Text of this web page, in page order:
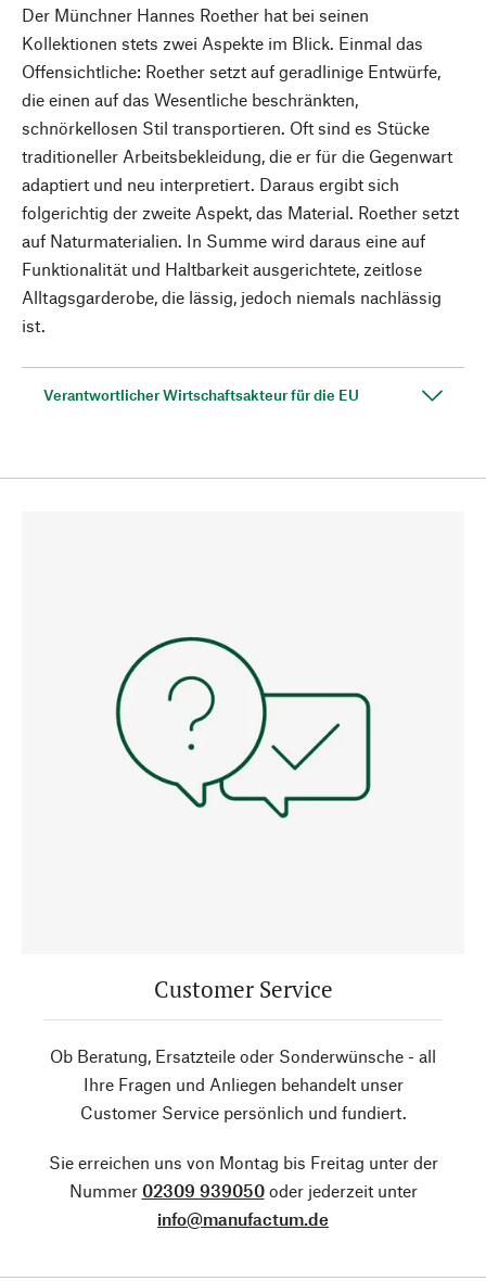
Der Münchner Hannes Roether hat bei seinen
Kollektionen stets zwei Aspekte im Blick. Einmal das
Offensichtliche: Roether setzt auf geradlinige Entwürfe,
die einen auf das Wesentliche beschränkten,
schnörkellosen Stil transportieren. Oft sind es Stücke
traditioneller Arbeitsbekleidung, die er für die Gegenwart
adaptiert und neu interpretiert. Daraus ergibt sich
folgerichtig der zweite Aspekt, das Material. Roether setzt
auf Naturmaterialien. In Summe wird daraus eine auf
Funktionalität und Haltbarkeit ausgerichtete, zeitlose
Alltagsgarderobe, die lässig, jedoch niemals nachlässig
ist.
Verantwortlicher Wirtschaftsakteur für die EU
Customer Service
Ob Beratung, Ersatzteile oder Sonderwünsche - all
Ihre Fragen und Anliegen behandelt unser
Customer Service persönlich und fundiert.
Sie erreichen uns von Montag bis Freitag unter der
Nummer 02309 939050oder jederzeit unter
info@manufactum.de